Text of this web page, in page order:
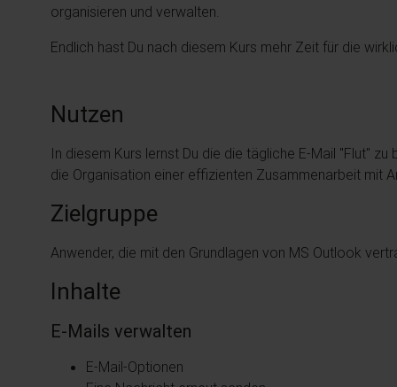
organisieren und verwalten.
Endlich hast Du nach diesem Kurs mehr Zeit für die
Nutzen
In diesem Kurs lernst Du die die tägliche E-Mail "Flut"
die Organisation einer effizienten Zusammenarbeit mit
Zielgruppe
Anwender, die mit den Grundlagen von MS Outlook
Inhalte
E-Mails verwalten
E-Mail-Optionen